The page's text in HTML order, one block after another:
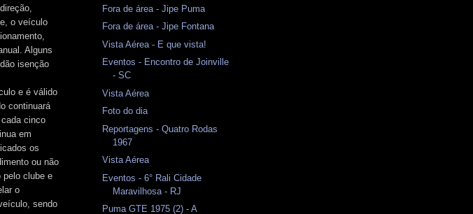
o veículo
Alguns
isenção
e é válido
continuará
cinco
em
os
ou não
pelo clube e
o
sendo
Fora de área - Jipe Puma
Fora de área - Jipe Fontana
Vista Aérea - E que vista!
Eventos - Encontro de Joinville
- SC
Vista Aérea
Foto do dia
Reportagens - Quatro Rodas
1967
Vista Aérea
Eventos - 6° Rali Cidade
Maravilhosa - RJ
Puma GTE 1975 (2) - A